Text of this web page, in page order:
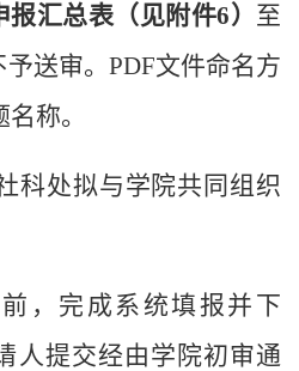
报汇总表（见附件6） 至
送审。PDF文件命名方
称。
科处拟与学院共同组织
，完成系统填报并下
人提交经由学院初审通